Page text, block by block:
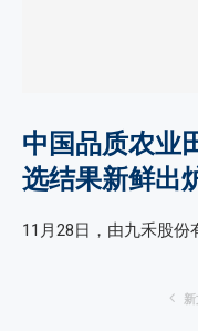
中国品质农业
选结果新鲜出
11月28日，由九禾股